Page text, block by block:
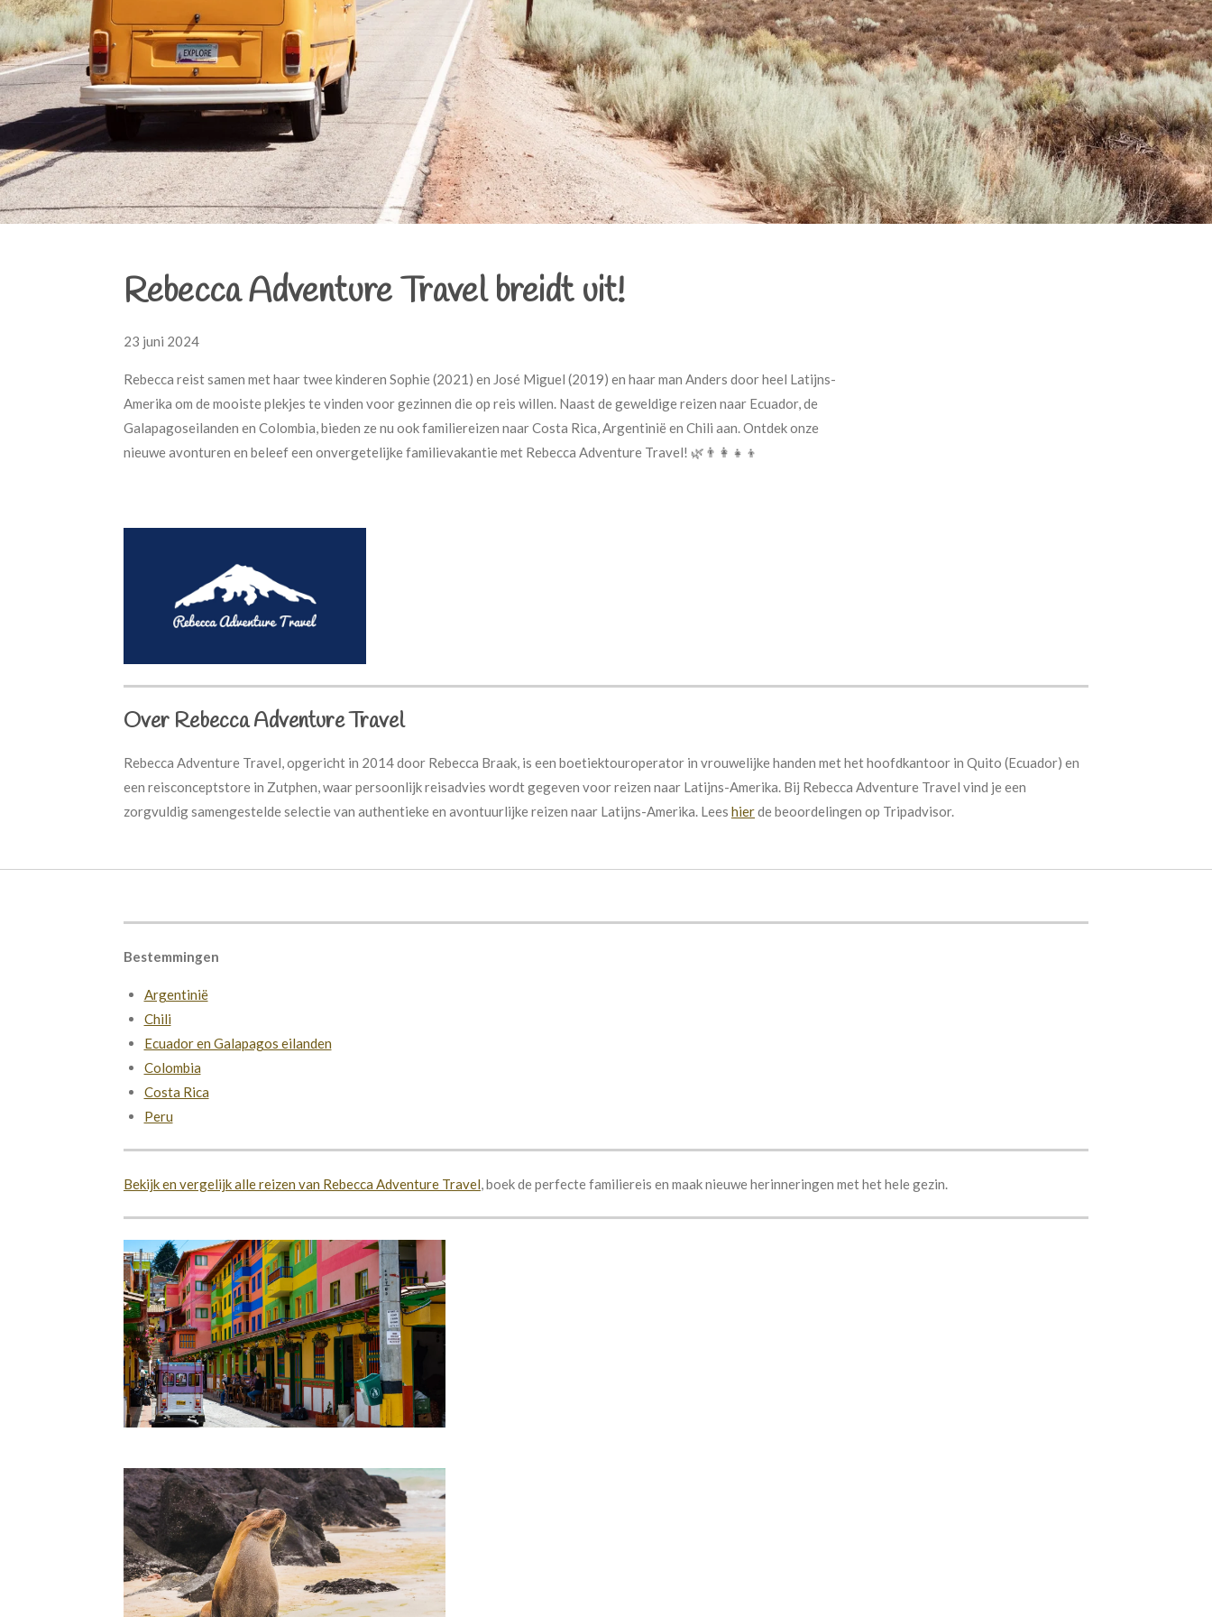
Rebecca Adventure Travel breidt uit!
23 juni 2024
Rebecca reist samen met haar twee kinderen Sophie (2021) en José Miguel (2019) en haar man Anders door heel Latijns-
Amerika om de mooiste plekjes te vinden voor gezinnen die op reis willen. Naast de geweldige reizen naar Ecuador, de
Galapagoseilanden en Colombia, bieden ze nu ook familiereizen naar Costa Rica, Argentinië en Chili aan. Ontdek onze
nieuwe avonturen en beleef een onvergetelijke familievakantie met Rebecca Adventure Travel! 🌿👨‍👩‍👧‍👦
Over Rebecca Adventure Travel
Rebecca Adventure Travel, opgericht in 2014 door Rebecca Braak, is een boetiektouroperator in vrouwelijke handen met het hoofdkantoor in Quito (Ecuador) en
een reisconceptstore in Zutphen, waar persoonlijk reisadvies wordt gegeven voor reizen naar Latijns-Amerika. Bij Rebecca Adventure Travel vind je een
zorgvuldig samengestelde selectie van authentieke en avontuurlijke reizen naar Latijns-Amerika. Lees hierde beoordelingen op Tripadvisor.
Bestemmingen
Argentinië
Chili
Ecuador en Galapagos eilanden
Colombia
Costa Rica
Peru
Bekijk en vergelijk alle reizen van Rebecca Adventure Travel, boek de perfecte familiereis en maak nieuwe herinneringen met het hele gezin.